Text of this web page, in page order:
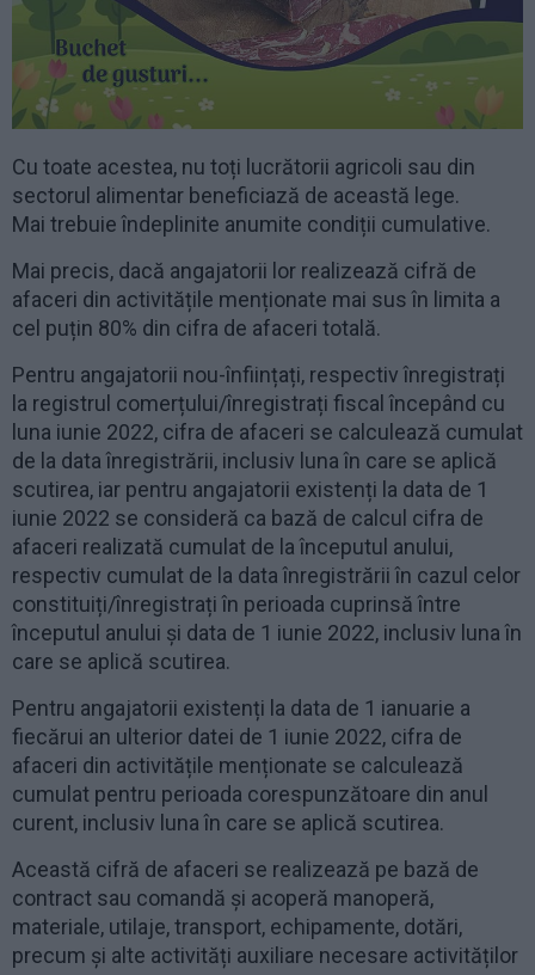
Cu toate acestea, nu toți lucrătorii agricoli sau din
sectorul alimentar beneficiază de această lege.
Mai trebuie îndeplinite anumite condiții cumulative.
Mai precis, dacă angajatorii lor realizează cifră de
afaceri din activitățile menționate mai sus în limita a
cel puțin 80% din cifra de afaceri totală.
Pentru angajatorii nou-înființați, respectiv înregistrați
la registrul comerțului/înregistrați fiscal începând cu
luna iunie 2022, cifra de afaceri se calculează cumulat
de la data înregistrării, inclusiv luna în care se aplică
scutirea, iar pentru angajatorii existenți la data de 1
iunie 2022 se consideră ca bază de calcul cifra de
afaceri realizată cumulat de la începutul anului,
respectiv cumulat de la data înregistrării în cazul celor
constituiți/înregistrați în perioada cuprinsă între
începutul anului și data de 1 iunie 2022, inclusiv luna în
care se aplică scutirea.
Pentru angajatorii existenți la data de 1 ianuarie a
fiecărui an ulterior datei de 1 iunie 2022, cifra de
afaceri din activitățile menționate se calculează
cumulat pentru perioada corespunzătoare din anul
curent, inclusiv luna în care se aplică scutirea.
Această cifră de afaceri se realizează pe bază de
contract sau comandă și acoperă manoperă,
materiale, utilaje, transport, echipamente, dotări,
precum și alte activități auxiliare necesare activităților